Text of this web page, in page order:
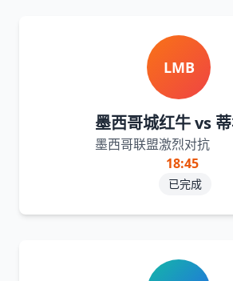
LMB
墨西哥城红牛 vs
墨西哥联盟激烈对抗
18:45
已完成